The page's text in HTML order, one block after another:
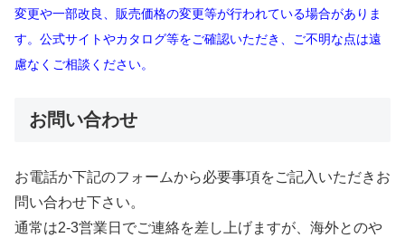
変更や一部改良、販売価格の変更等が行われている場合がありま
す。公式サイトやカタログ等をご確認いただき、ご不明な点は遠
慮なくご相談ください。
お問い合わせ
お電話か下記のフォームから必要事項をご記入いただきお
問い合わせ下さい。
通常は2-3営業日でご連絡を差し上げますが、海外とのや